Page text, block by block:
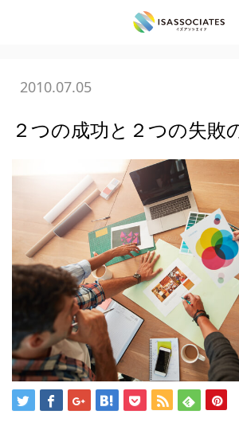
02広告・販促の現場
2010.07.05
２つの成功と２つの失敗